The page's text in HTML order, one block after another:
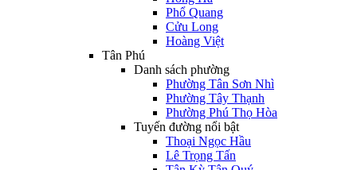
Phổ Quang
Cửu Long
Hoàng Việt
Tân Phú
Danh sách phường
Phường Tân Sơn Nhì
Phường Tây Thạnh
Phường Phú Thọ Hòa
Tuyến đường nổi bật
Thoại Ngọc Hầu
Lê Trọng Tấn